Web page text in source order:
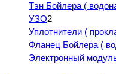
Тэн Бойлера (
УЗО2
Уплотнители (
Фланец Бойлера (
Электронный